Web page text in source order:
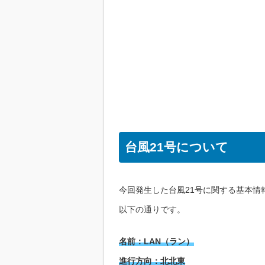
台風21号について
今回発生した台風21号に関する基本情
以下の通りです。
名前：LAN（ラン）
進行方向：北北東